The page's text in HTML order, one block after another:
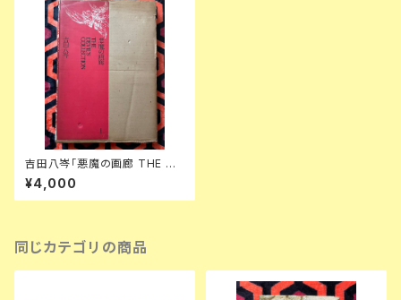
吉田八岑「悪魔の画廊 THE DE
VIL'S collection」初版 函入り
装幀:山崎一夫 學藝書林 魔女
黒魔術
¥4,000
同じカテゴリの商品